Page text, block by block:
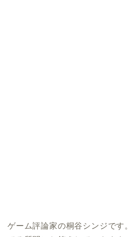
ゲーム評論家の桐谷シンジです